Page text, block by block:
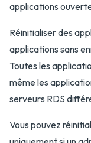
applications
Réinitialiser des
applications sans
Toutes les
même les
serveurs RDS
Vous pouvez